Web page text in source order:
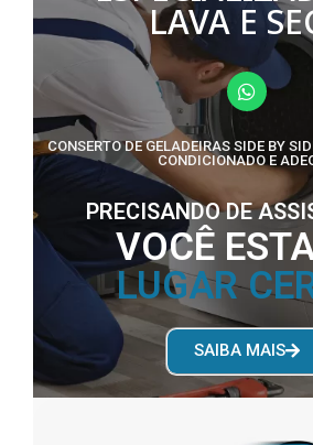
LAVA E
CONSERTO DE GELADEIRAS SIDE BY
CONDICIONADO E
PRECISANDO DE
VOCÊ
LUGAR
SAIBA MAIS